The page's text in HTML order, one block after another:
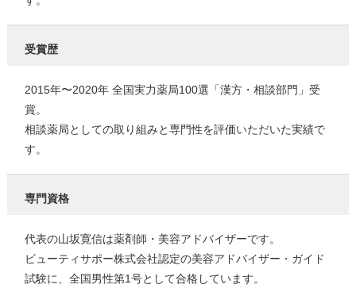
受賞歴
2015年〜2020年 全国実力薬局100選「漢方・相談部門」受
賞。
相談薬局としての取り組みと専門性を評価いただいた実績で
す。
専門資格
代表の山坂寛信は薬剤師・美容アドバイザーです。
ビューティサポー株式会社認定の美容アドバイザー・ガイド
試験に、全国男性第1号として合格しています。